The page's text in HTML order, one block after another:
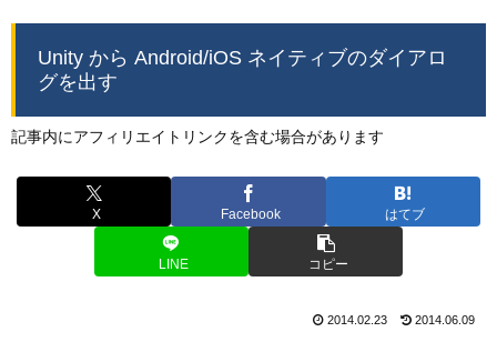
Unity から Android/iOS ネイティブのダイアロ
グを出す
記事内にアフィリエイトリンクを含む場合があります
X Facebook はてブ
LINE コピー
2014.02.23 2014.06.09